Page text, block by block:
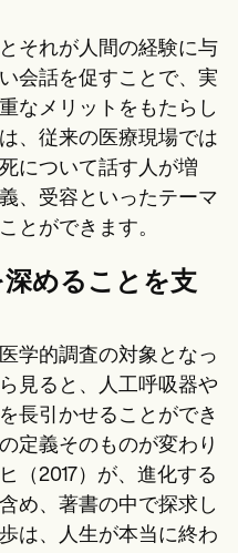
それが人間の経験に与
会話を促すことで、実
なメリットをもたらし
、従来の医療現場では
について話す人が増
、受容といったテーマ
とができます。
めることを支
学的調査の対象となっ
見ると、人工呼吸器や
長引かせることができ
定義そのものが変わり
（2017）が、進化する
め、著書の中で探求し
は、人生が本当に終わ